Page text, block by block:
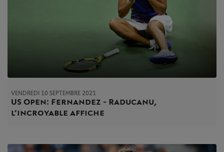
VENDREDI 10 SEPTEMBRE 2021
US Open : Fernandez - Raducanu,
l’incroyable affiche